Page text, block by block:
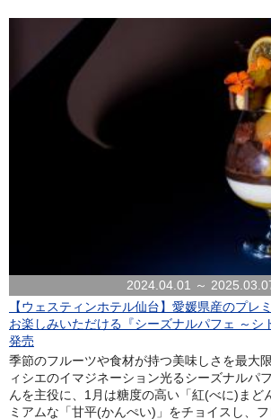
2024.04.01 ～
【ウェスティンホテル仙台】愛媛県産のプレ
お楽しみいただける『シーズナルパフェ ～シ
発売
季節のフルーツや食材が持つ美味しさを最大
ィシエのイマジネーション光るシーズナルパ
んを主役に、1月は糖度の高い「紅(べに)まど
ミアムな「甘平(かんぺい)」をチョイスし、